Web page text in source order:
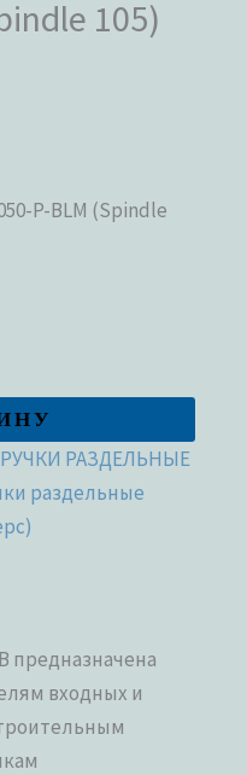
105)
P-BLM (Spindle
РУЧКИ РАЗДЕЛЬНЫЕ
раздельные
предназначена
входных и